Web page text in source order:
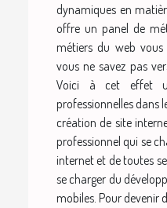
dynamiques en
offre un panel de
métiers du web
vous ne savez pas
Voici à cet effet
professionnelles dans
création de site
professionnel qui se
internet et de toutes
se charger du
mobiles. Pour devenir